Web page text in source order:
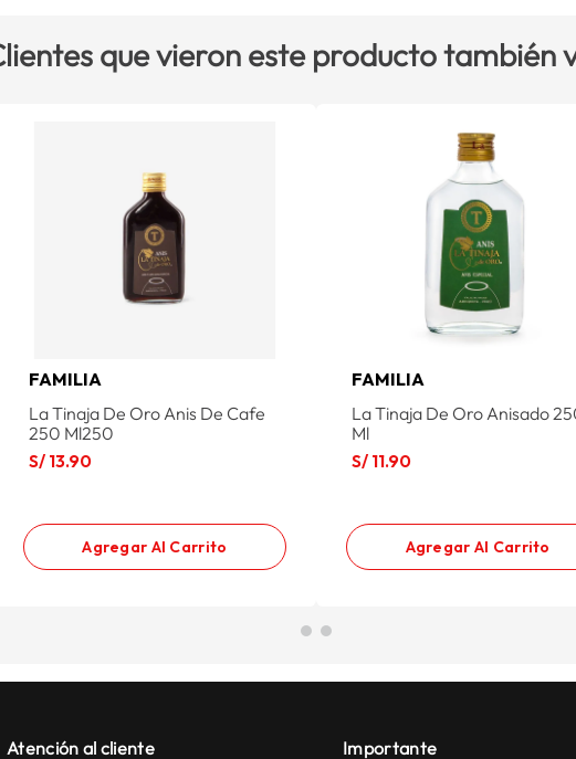
que vieron este producto también
FAMILIA
La Tinaja De Oro Anis De Cafe
250 Ml250
S/ 13.90
Agregar Al Carrito
FAMILIA
La Tinaja De Oro Anisado
Ml
S/ 11.90
Agregar Al Carrito
Atención al cliente Importante